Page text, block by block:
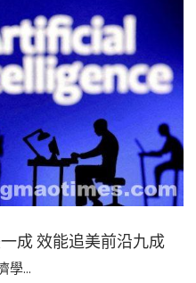
成 效能追美前沿九成
學...